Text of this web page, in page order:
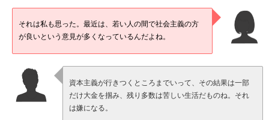
それは私も思った。最近は、若い人の間で社会主義の方
が良いという意見が多くなっているんだよね。
資本主義が行きつくところまでいって、その結果は一部
だけ大金を掴み、残り多数は苦しい生活だものね。それ
は嫌になる。